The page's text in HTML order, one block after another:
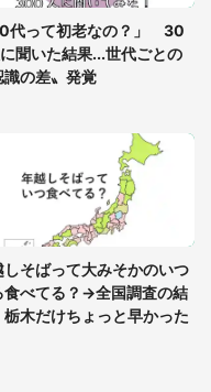
とか見つけた民家に助け
...」
代って初老なの？」 30
聞いた結果...世代ごとの
識の差〟発覚
しそばって大みそかのいつ
食べてる？→全国調査の結
栃木だけちょっと早かった